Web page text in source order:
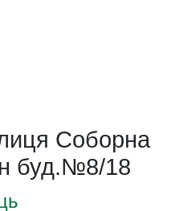
Соборна
буд.№8/18